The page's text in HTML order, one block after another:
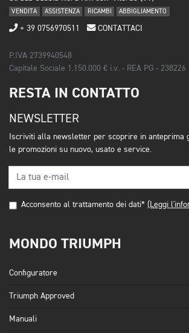
VENDITA ASSISTENZA RICAMBI ABBIGLIAMENTO
+ 39 0756970511 CONTATTACI
P.IVA 2739940548
Capitale Sociale 1.150.000 € i.v. - REA PG - 238226
RESTA IN CONTATTO
NEWSLETTER
Iscriviti alla newsletter per scoprire in anteprima
le promozioni su nuovo, usato e service.
Acconsento al trattamento dei dati* (Leggi
MONDO TRIUMPH
Configuratore
Triumph Approved
Manuali